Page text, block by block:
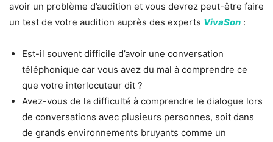
avoir un problème d’audition et vous devrez peut-être faire
un test de votre audition auprès des experts VivaSon :
Est-il souvent difficile d’avoir une conversation
téléphonique car vous avez du mal à comprendre ce
que votre interlocuteur dit ?
Avez-vous de la difficulté à comprendre le dialogue lors
de conversations avec plusieurs personnes, soit dans
de grands environnements bruyants comme un